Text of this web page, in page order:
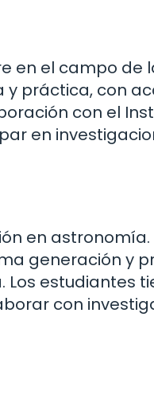
en el campo de
práctica, con
con el
en
en astronomía.
generación y
estudiantes
con